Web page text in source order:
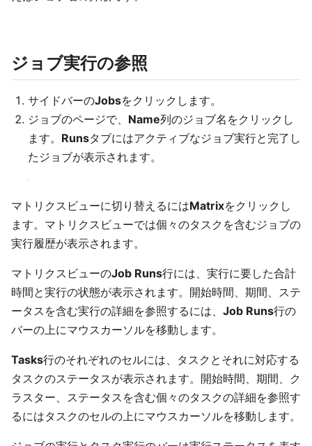
ジョブ実行の参照
サイドバーのJobsをクリックします。
ジョブのページで、 Name列のジョブ名をクリックし
ます。 Runsタブにはアクティブなジョブ実行と完了し
たジョブが表示されます。
マトリクスビューに切り替えるにはMatrixをクリックし
ます。マトリクスビューでは個々のタスクを含むジョブの
実行履歴が表示されます。
マトリクスビューのJob Runs行には、実行に要した合計
時間と実行の状態が表示されます。開始時間、期間、ステ
ータスを含む実行の詳細を参照するには、 Job Runs行の
バーの上にマウスカーソルを移動します。
Tasks行のそれぞれのセルには、タスクとそれに対応する
タスクのステータスが表示されます。開始時間、期間、ク
ラスター、ステータスを含む個々のタスクの詳細を参照す
るにはタスクのセルの上にマウスカーソルを移動します。